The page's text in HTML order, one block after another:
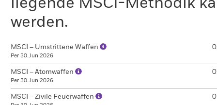
liegende MSCI-Methodik
werden.
MSCI – Umstrittene Waffen
Per 30.Juni2026
MSCI – Atomwaffen
Per 30.Juni2026
MSCI – Zivile Feuerwaffen